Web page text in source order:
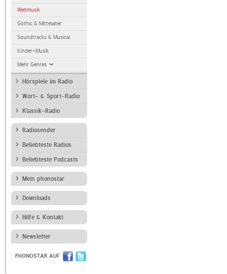
Weltmusik
Gothic & Mittelalter
Soundtracks & Musical
Kinder-Musik
Mehr Genres
Hörspiele im Radio
Wort- & Sport-Radio
Klassik-Radio
Radiosender
Beliebteste Radios
Beliebteste Podcasts
Mein phonostar
Downloads
Hilfe & Kontakt
Newsletter
PHONOSTAR AUF